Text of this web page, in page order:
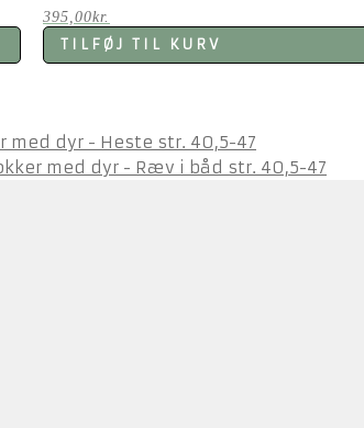
395,00kr.
TILFØJ TIL KURV
med dyr - Heste str. 40,5-47
med dyr - Ræv i båd str. 40,5-47